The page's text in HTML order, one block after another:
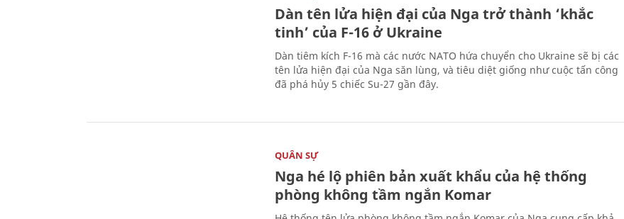
Dàn tên lửa hiện đại của Nga trở thành ‘khắc
tinh’ của F-16 ở Ukraine
Dàn tiêm kích F-16 mà các nước NATO hứa chuyển cho Ukraine sẽ bị các
tên lửa hiện đại của Nga săn lùng, và tiêu diệt giống như cuộc tấn công
đã phá hủy 5 chiếc Su-27 gần đây.
QUÂN SỰ
Nga hé lộ phiên bản xuất khẩu của hệ thống
phòng không tầm ngắn Komar